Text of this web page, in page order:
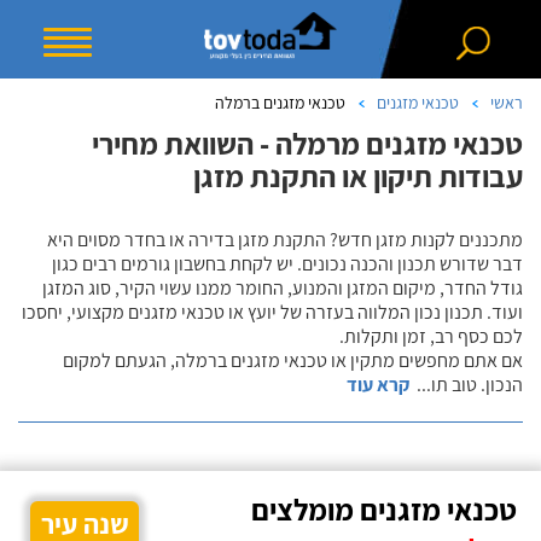
ראשי טכנאי מזגנים טכנאי מזגנים ברמלה
טכנאי מזגנים מרמלה - השוואת מחירי
עבודות תיקון או התקנת מזגן
מתכננים לקנות מזגן חדש? התקנת מזגן בדירה או בחדר מסוים היא
דבר שדורש תכנון והכנה נכונים. יש לקחת בחשבון גורמים רבים כגון
גודל החדר, מיקום המזגן והמנוע, החומר ממנו עשוי הקיר, סוג המזגן
ועוד. תכנון נכון המלווה בעזרה של יועץ או טכנאי מזגנים מקצועי, יחסכו
לכם כסף רב, זמן ותקלות.
אם אתם מחפשים מתקין או טכנאי מזגנים ברמלה, הגעתם למקום
הנכון. טוב תו... קרא עוד
טכנאי מזגנים מומלצים
שנה עיר